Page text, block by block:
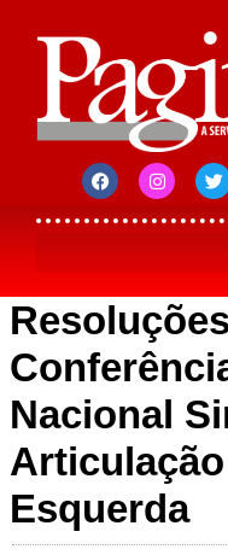
Nacional
Esquerda